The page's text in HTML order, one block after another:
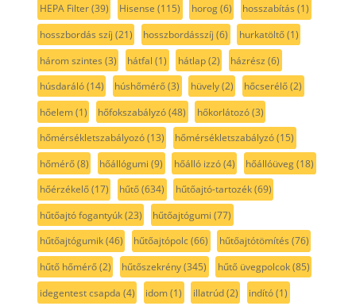
HEPA Filter(39) Hisense (115) horog(6) hosszabítás (1)
hosszbordás szíj (21) hosszbordásszíj (6) hurkatöltő(1)
három szintes (3) hátfal (1) hátlap(2) házrész (6)
húsdaráló(14) húshőmérő(3) hüvely(2) hőcserélő(2)
hőelem(1) hőfokszabályzó(48) hőkorlátozó(3)
hőmérsékletszabályozó(13) hőmérsékletszabályzó(15)
hőmérő(8) hőállógumi (9) hőálló izzó(4) hőállóüveg(18)
hőérzékelő(17) hűtő(634) hűtőajtó-tartozék(69)
hűtőajtó fogantyúk(23) hűtőajtógumi (77)
hűtőajtógumik(46) hűtőajtópolc(66) hűtőajtótömítés (76)
hűtő hőmérő(2) hűtőszekrény(345) hűtő üvegpolcok(85)
idegentest csapda (4) idom(1) illatrúd(2) indító(1)